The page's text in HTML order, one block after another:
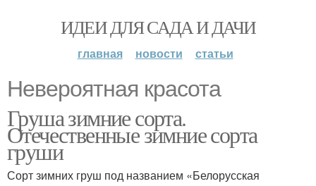
ИДЕИ ДЛЯ САДА И ДАЧИ
главная новости статьи
Невероятная красота
Груша зимние сорта.
Отечественные зимние сорта
груши
Сорт зимних груш под названием «Белорусская